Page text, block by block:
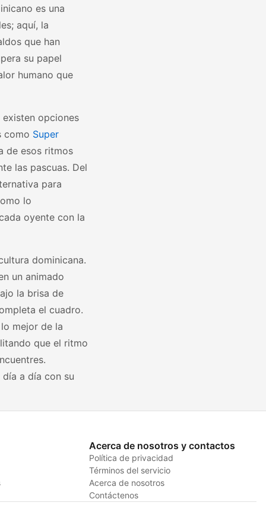
es una
aquí, la
que han
su papel
humano que
existen opciones
como Super
de esos ritmos
las pascuas. Del
para
lo
oyente con la
dominicana.
un animado
la brisa de
el cuadro.
mejor de la
que el ritmo
a día con su
Acerca de nosotros y contactos
Política de privacidad
Términos del servicio
Acerca de nosotros
Contáctenos